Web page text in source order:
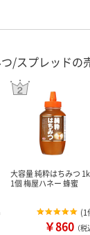
/スプレッドの
大容量 純粋はちみつ
1個 梅屋ハネー 蜂蜜
(1
￥860 （税